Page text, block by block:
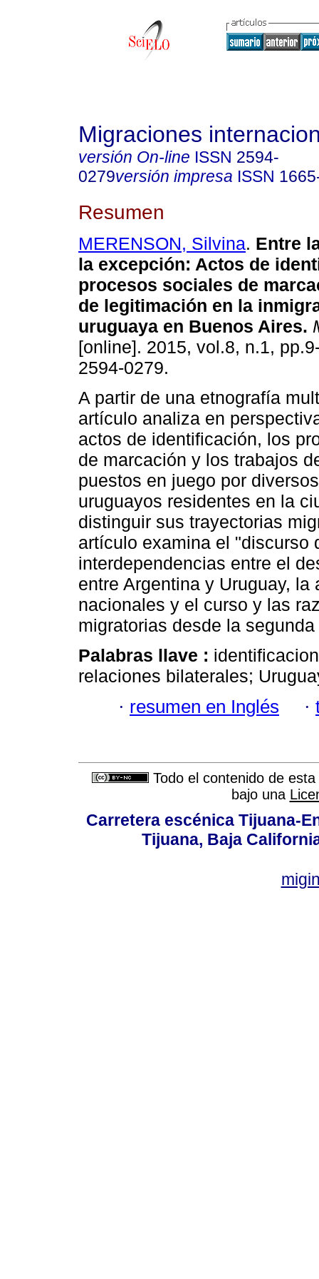
Migraciones
versión On-line ISSN 2594-
0279versión impresa ISSN
Resumen
MERENSON, Silvina. Entre
la excepción: Actos de
procesos sociales de
de legitimación en la
uruguaya en Buenos Aires.
[online]. 2015, vol.8, n.1,
2594-0279.
A partir de una etnografía
artículo analiza en
actos de identificación, los
de marcación y los trabajos
puestos en juego por
uruguayos residentes en la
distinguir sus trayectorias
artículo examina el "discurso
interdependencias entre el
entre Argentina y Uruguay,
nacionales y el curso y las
migratorias desde la
Palabras llave :
relaciones bilaterales;
· resumen en Inglés ·
Todo el contenido de
bajo una
Carretera escénica Tijuana-
Tijuana, Baja